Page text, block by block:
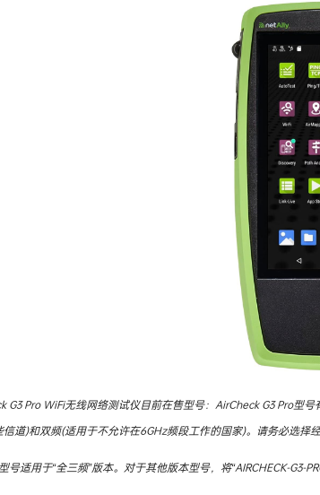
G3 Pro WiFi无线网络测试仪目前在售型号：AirCheck G3 Pro型
道)和双频(适用于不允许在6GHz频段工作的国家)。请务必选
号适用于“全三频”版本。对于其他版本型号，将“AIRCHECK-G3-